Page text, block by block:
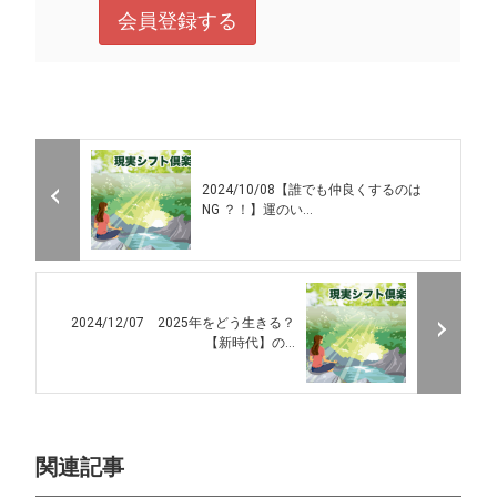
2024/10/08【誰でも仲良くするのは
NG ？！】運のい...
2024/12/07 2025年をどう生きる？
【新時代】の...
関連記事